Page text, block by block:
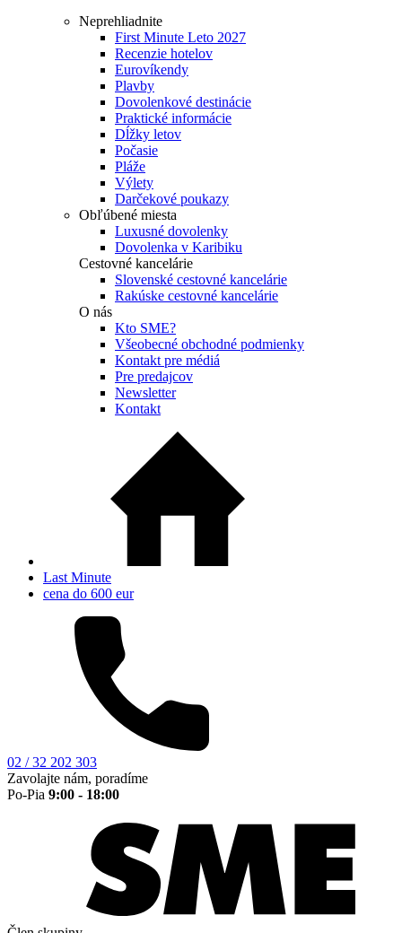
Neprehliadnite
First Minute Leto 2027
Recenzie hotelov
Eurovíkendy
Plavby
Dovolenkové destinácie
Praktické informácie
Dĺžky letov
Počasie
Pláže
Výlety
Darčekové poukazy
Obľúbené miesta
Luxusné dovolenky
Dovolenka v Karibiku
Cestovné kancelárie
Slovenské cestovné kancelárie
Rakúske cestovné kancelárie
O nás
Kto SME?
Všeobecné obchodné podmienky
Kontakt pre médiá
Pre predajcov
Newsletter
Kontakt
Last Minute
cena do 600 eur
02 / 32 202 303
Zavolajte nám, poradíme
Po-Pia 9:00 - 18:00